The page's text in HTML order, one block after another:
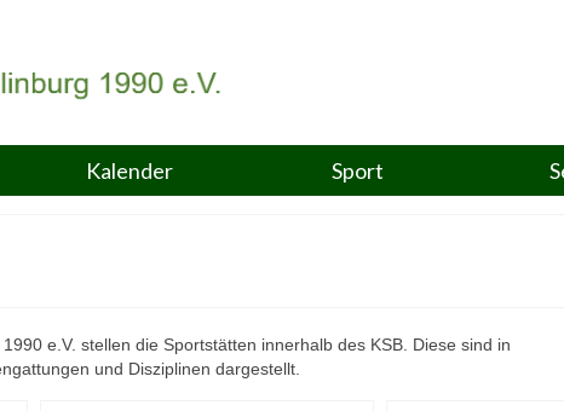
Kalender Sport
e.V. stellen die Sportstätten innerhalb des KSB. Diese sind in
und Disziplinen dargestellt.